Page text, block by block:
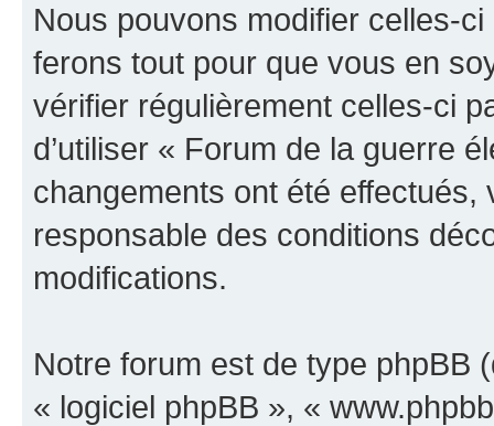
Nous pouvons modifier celles-
ferons tout pour que vous en
vérifier régulièrement celles-ci
d’utiliser « Forum de la guerre
changements ont été effectués,
responsable des conditions
modifications.
Notre forum est de type phpBB
« logiciel phpBB », «